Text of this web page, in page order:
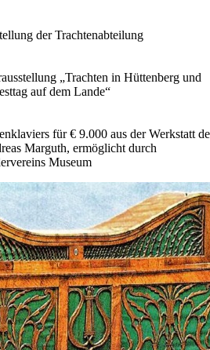
der Trachtenabteilung
„Trachten in Hüttenberg und
auf dem Lande“
für € 9.000 aus der Werkstatt
Marguth, ermöglicht durch
Museum